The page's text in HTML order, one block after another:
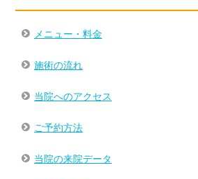
メニュー・料金
施術の流れ
当院へのアクセス
ご予約方法
当院の来院データ